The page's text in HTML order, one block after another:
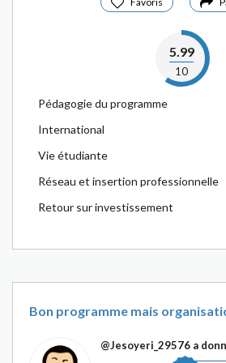
5.99
10
Pédagogie du programme
International
Vie étudiante
Réseau et insertion professionnelle
Retour sur investissement
Bon programme mais
@Jesoyeri_29576 a